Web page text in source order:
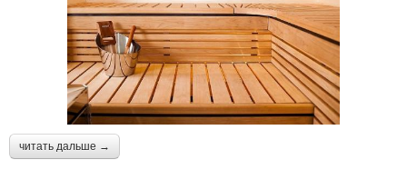
читать дальше →